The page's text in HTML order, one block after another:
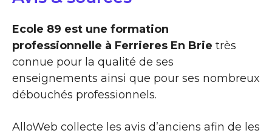
Ecole 89 est une formation
professionnelle à Ferrieres En Brie très
connue pour la qualité de ses
enseignements ainsi que pour ses nombreux
débouchés professionnels.
AlloWeb collecte les avis d’anciens afin de les